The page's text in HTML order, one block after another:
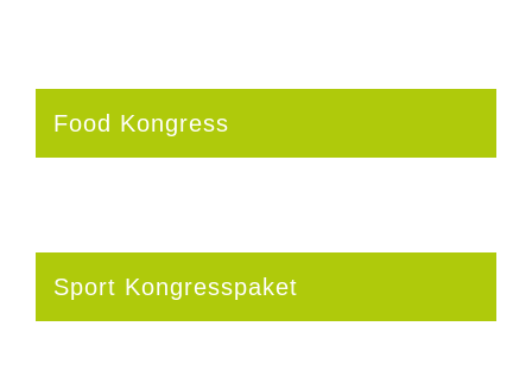
Food Kongress
Sport Kongresspaket